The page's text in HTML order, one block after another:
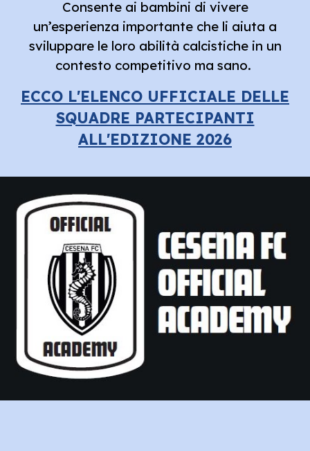
Consente ai bambini di vivere
un’esperienza importante che li aiuta a
sviluppare le loro abilità calcistiche in un
contesto competitivo ma sano.
ECCO L'ELENCO UFFICIALE DELLE
SQUADRE PARTECIPANTI
ALL'EDIZIONE 2026